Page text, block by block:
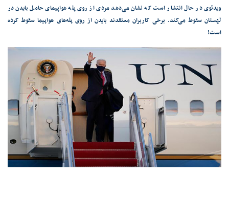
ویدئوی در حال انتشار است که نشان می‌دهد مردی از روی پله هواپیمای حامل بایدن در
لهستان سقوط می‌کند. برخی کاربران معتقدند بایدن از روی پله‌های هواپیما سقوط کرده
است!